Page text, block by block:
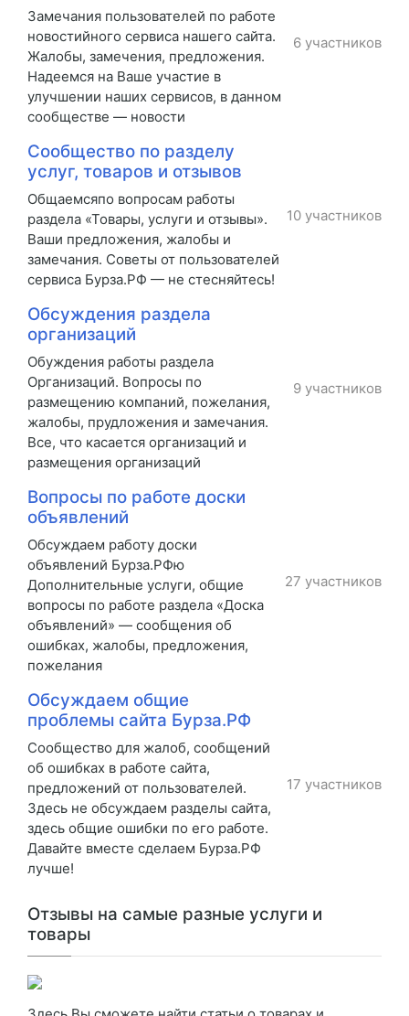
Замечания пользователей по работе
новостийного сервиса нашего сайта.
Жалобы, замечения, предложения.
Надеемся на Ваше участие в
улучшении наших сервисов, в данном
сообществе — новости
6 участников
Сообщество по разделу
услуг, товаров и отзывов
Общаемсяпо вопросам работы
раздела «Товары, услуги и отзывы».
Ваши предложения, жалобы и
замечания. Советы от пользователей
сервиса Бурза.РФ — не стесняйтесь!
10 участников
Обсуждения раздела
организаций
Обуждения работы раздела
Организаций. Вопросы по
размещению компаний, пожелания,
жалобы, прудложения и замечания.
Все, что касается организаций и
размещения организаций
9 участников
Вопросы по работе доски
объявлений
Обсуждаем работу доски
объявлений Бурза.РФю
Дополнительные услуги, общие
вопросы по работе раздела «Доска
объявлений» — сообщения об
ошибках, жалобы, предложения,
пожелания
27 участников
Обсуждаем общие
проблемы сайта Бурза.РФ
Сообщество для жалоб, сообщений
об ошибках в работе сайта,
предложений от пользователей.
Здесь не обсуждаем разделы сайта,
здесь общие ошибки по его работе.
Давайте вместе сделаем Бурза.РФ
лучше!
17 участников
Отзывы на самые разные услуги и
товары